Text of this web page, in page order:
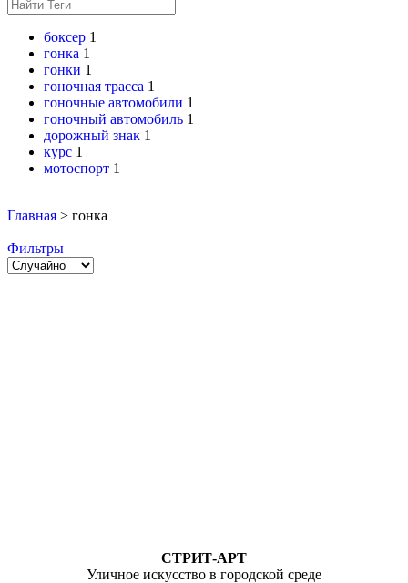
боксер 1
гонка 1
гонки 1
гоночная трасса 1
гоночные автомобили 1
гоночный автомобиль 1
дорожный знак 1
курс 1
мотоспорт 1
Главная > гонка
Фильтры
СТРИТ-АРТ
Уличное искусство в городской среде